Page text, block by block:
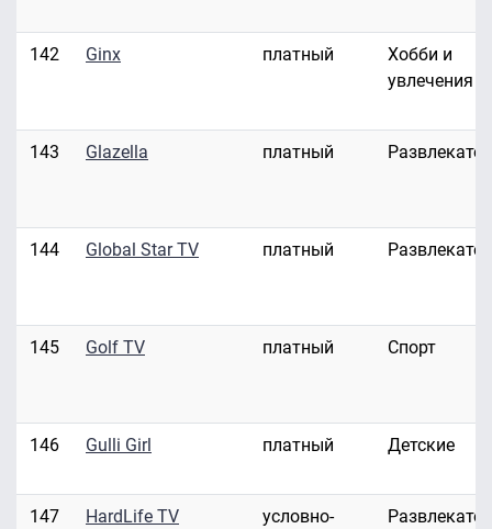
142 Ginx платный
Хобби и
увлечения
143 Glazella платный
144 Global Star TV платный
145 Golf TV платный Спорт
146 Gulli Girl платный Детские
147 HardLife TV
условно-